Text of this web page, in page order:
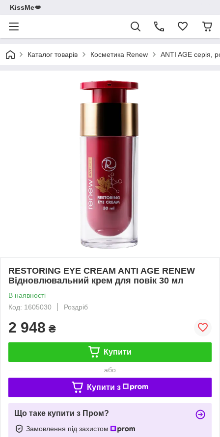
KissMe💋
Каталог товарів Косметика Renew ANTI AGE серія,
RESTORING EYE CREAM ANTI AGE RENEW
Відновлювальний крем для повік 30 мл
В наявності
Код: 1605030
Роздріб
2 948 ₴
Купити
або
Купити з
Що таке купити з Пром?
Замовлення під захистом